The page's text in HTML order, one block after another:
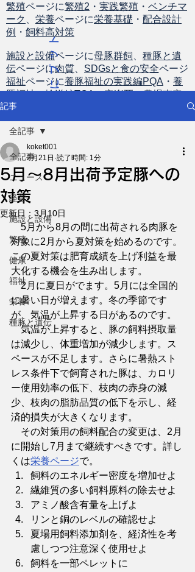
繁殖ページに繁殖2 ・ 実践繁殖 ・ ベンチマ
ーク
栄養ページに栄養基礎 ・ 配合設計
例 ・ 飼料高対策
施設と設備ページに母豚群飼
種豚と遺
伝ページに肉質 SDGsと食の安全ページ
福祉ページに養豚福祉の実践編PQA ・ 養
豚福祉の輸送編TQA・安楽死・農場査定
ト
ッ
プ
に
記事
全記事
ニュース
経営
施設と設備
繁殖
健康
福祉
栄養
種豚と遺伝
全記事
5月～8月出荷予定豚への
対策
koket001
2月21日 読了時間: 1分
更新日： 3月10日
5月から8月の間に出荷される肉豚を
対象に2月から夏対策を始めるのです。
この夏対策は肥育成績を上げ利益を最
大化する機会を生み出します。
2月に夏日がでます。5月には全国的
に暑い日が増えます。冬の季節です
が、気温が上昇する日があるのです。
気温が上昇すると、豚の飼料摂取量
は減少し、体重増加が減少します。ス
ペースが不足します。さらに暑熱スト
レス条件下で飼育された豚は、カロリ
ー使用効率の低下、枝肉の赤身の減
少、枝肉の脂肪品質の低下を示し、経
済的損失が大きくなります。
その対策用の飼料配合の変更は、2月
に開始し7月まで継続すべきです。詳し
くは栄養ページで。
飼料のエネルギー密度を増加せよ
繊維質の多い飼料原料の除去せよ
アミノ酸含有量を上げよ
リンと銅のレベルの確認せよ
夏場用飼料添加剤を、経済性を考
慮しつつ注意深く使用せよ
飼料を一部ペレットに